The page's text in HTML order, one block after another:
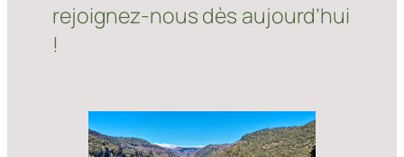
rejoignez-nous dès aujourd’hui
!